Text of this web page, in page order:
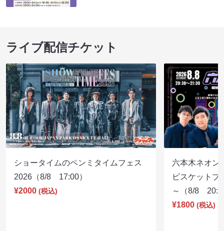
ライブ配信チケット
ショータイムのペンミタイムフェス
2026（8/8 17:00）
¥2000 (税込)
六本木ネオン
ビスケットブ
～（8/8
¥1800 (税込)